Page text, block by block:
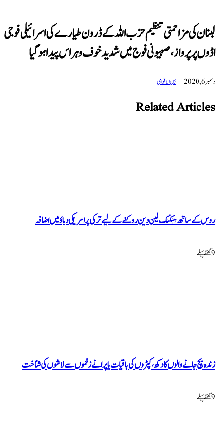
مزاحمتی تنظیم حزب اللہ کے ڈرون طیارے کی اسرائیلی فوجی
صہیونی فوج میں شدید خوف و ہراس پیدا ہوگیا
بین الاقوامی
Related
بینکنگ لین دین روکنے کے لیے ترکی پر امریکی دباؤ میں اضافہ
والوں کا دکھ، کپڑوں کی باقیات یا پرانے زخموں سے لاشوں کی شناخت